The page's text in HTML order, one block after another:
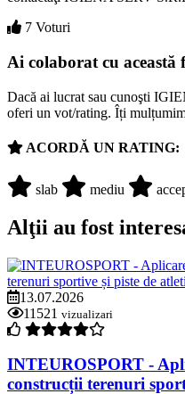
7 Voturi
Ai colaborat cu această
Dacă ai lucrat sau cunoşti
oferi un vot/rating. Îți
ACORDĂ UN RATING:
slab mediu
Alţii au fost
13.07.2026
11521 vizualizari
INTEUROSPORT -
construcții terenuri